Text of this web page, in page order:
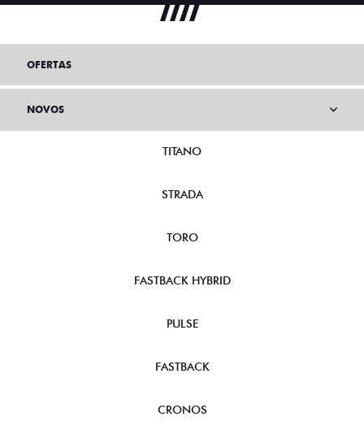
OFERTAS
NOVOS
TITANO
STRADA
TORO
FASTBACK HYBRID
PULSE
FASTBACK
CRONOS